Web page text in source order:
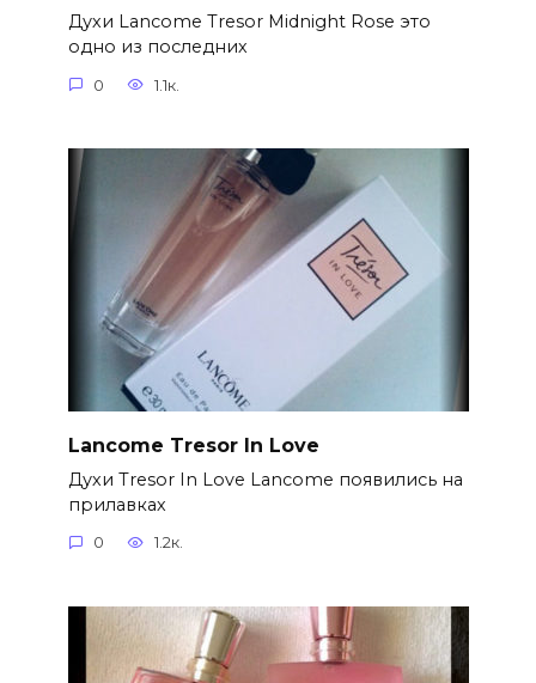
Духи Lancome Tresor Midnight Rose это
одно из последних
0 1.1к.
Lancome Tresor In Love
Духи Tresor In Love Lancome появились на
прилавках
0 1.2к.